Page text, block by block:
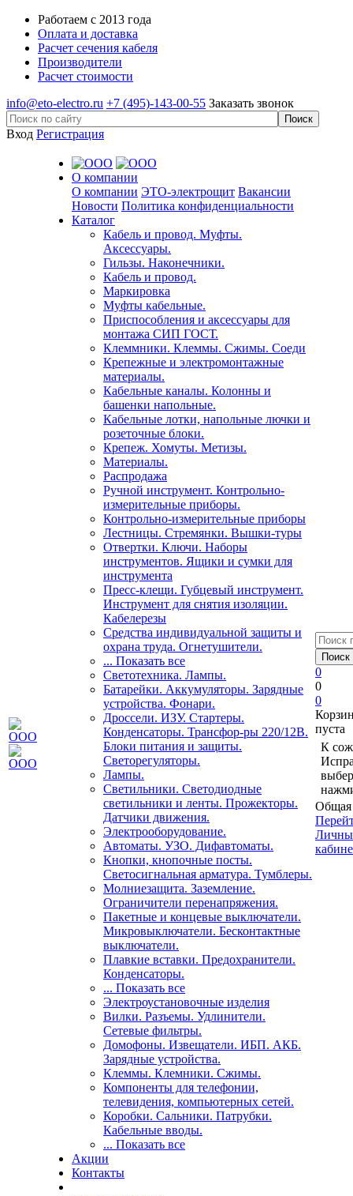
Работаем с 2013 года
Оплата и доставка
Расчет сечения кабеля
Производители
Расчет стоимости
info@eto-electro.ru +7 (495)-143-00-55 Заказать звонок
Вход Регистрация
О компании
О компании ЭТО-электрощит Вакансии
Новости Политика конфиденциальности
Каталог
Кабель и провод. Муфты.
Аксессуары.
Гильзы. Наконечники.
Кабель и провод.
Маркировка
Муфты кабельные.
Приспособления и аксессуары для
монтажа СИП ГОСТ.
Клеммники. Клеммы. Сжимы. Соеди
Крепежные и электромонтажные
материалы.
Кабельные каналы. Колонны и
башенки напольные.
Кабельные лотки, напольные лючки и
розеточные блоки.
Крепеж. Хомуты. Метизы.
Материалы.
Распродажа
Ручной инструмент. Контрольно-
измерительные приборы.
Контрольно-измерительные приборы
Лестницы. Стремянки. Вышки-туры
Отвертки. Ключи. Наборы
инструментов. Ящики и сумки для
инструмента
Пресс-клещи. Губцевый инструмент.
Инструмент для снятия изоляции.
Кабелерезы
Средства индивидуальной защиты и
охрана труда. Огнетушители.
... Показать все
Светотехника. Лампы.
Батарейки. Аккумуляторы. Зарядные
устройства. Фонари.
Дроссели. ИЗУ. Стартеры.
Конденсаторы. Трансфор-ры 220/12В.
Блоки питания и защиты.
Светорегуляторы.
Лампы.
Светильники. Светодиодные
светильники и ленты. Прожекторы.
Датчики движения.
Электрооборудование.
Автоматы. УЗО. Дифавтоматы.
Кнопки, кнопочные посты.
Светосигнальная арматура. Тумблеры.
Молниезащита. Заземление.
Ограничители перенапряжения.
Пакетные и концевые выключатели.
Микровыключатели. Бесконтактные
выключатели.
Плавкие вставки. Предохранители.
Конденсаторы.
... Показать все
Электроустановочные изделия
Вилки. Разъемы. Удлинители.
Сетевые фильтры.
Домофоны. Извещатели. ИБП. АКБ.
Зарядные устройства.
Клеммы. Клемники. Сжимы.
Компоненты для телефонии,
телевидения, компьютерных сетей.
Коробки. Сальники. Патрубки.
Кабельные вводы.
... Показать все
Акции
Контакты
0
0
0
пуста
К
Общая